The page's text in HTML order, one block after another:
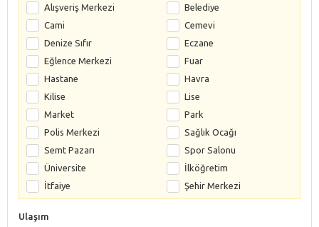
Alışveriş Merkezi
Belediye
Cami
Cemevi
Denize Sıfır
Eczane
Eğlence Merkezi
Fuar
Hastane
Havra
Kilise
Lise
Market
Park
Polis Merkezi
Sağlık Ocağı
Semt Pazarı
Spor Salonu
Üniversite
İlköğretim
İtfaiye
Şehir Merkezi
Ulaşım